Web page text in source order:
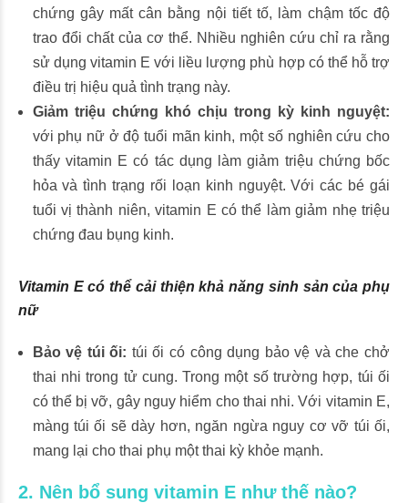
chứng gây mất cân bằng nội tiết tố, làm chậm tốc độ
trao đổi chất của cơ thể. Nhiều nghiên cứu chỉ ra rằng
sử dụng vitamin E với liều lượng phù hợp có thể hỗ trợ
điều trị hiệu quả tình trạng này.
Giảm triệu chứng khó chịu trong kỳ kinh nguyệt:
với phụ nữ ở độ tuổi mãn kinh, một số nghiên cứu cho
thấy vitamin E có tác dụng làm giảm triệu chứng bốc
hỏa và tình trạng rối loạn kinh nguyệt. Với các bé gái
tuổi vị thành niên, vitamin E có thể làm giảm nhẹ triệu
chứng đau bụng kinh.
Vitamin E có thể cải thiện khả năng sinh sản của phụ
nữ
Bảo vệ túi ối: túi ối có công dụng bảo vệ và che chở
thai nhi trong tử cung. Trong một số trường hợp, túi ối
có thể bị vỡ, gây nguy hiểm cho thai nhi. Với vitamin E,
màng túi ối sẽ dày hơn, ngăn ngừa nguy cơ vỡ túi ối,
mang lại cho thai phụ một thai kỳ khỏe mạnh.
2. Nên bổ sung vitamin E như thế nào?